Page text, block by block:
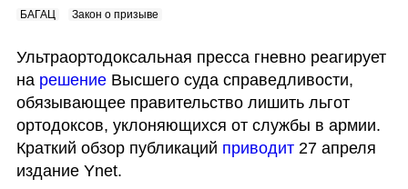
БАГАЦ Закон о призыве
Ультраортодоксальная пресса гневно реагирует
на решение Высшего суда справедливости,
обязывающее правительство лишить льгот
ортодоксов, уклоняющихся от службы в армии.
Краткий обзор публикаций приводит 27 апреля
издание Ynet.